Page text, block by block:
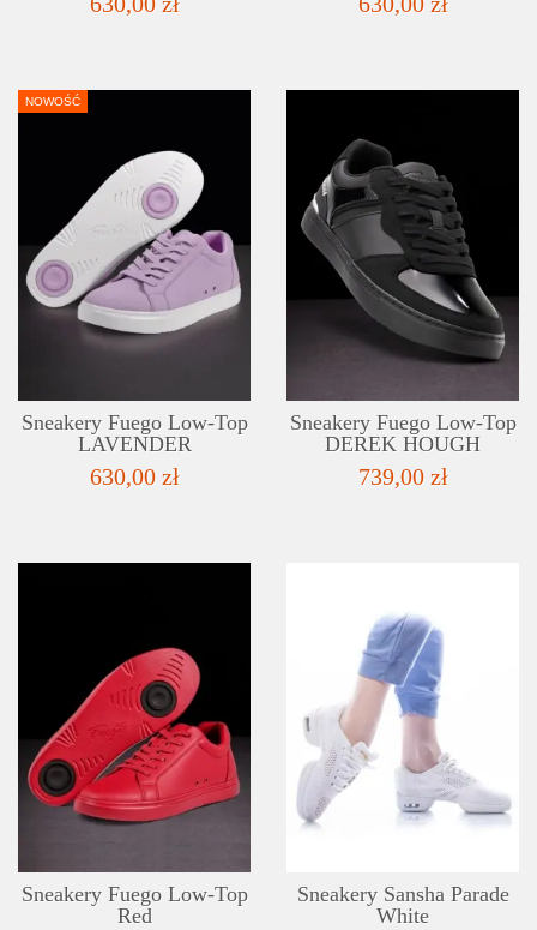
NOWOŚĆ
LISTA ŻYCZEŃ
SZCZEGÓŁY
Sneakery Fuego Low-Top
LAVENDER
630,00 zł
Sneakery Fuego Low-Top
DEREK HOUGH
739,00 zł
LISTA ŻYCZEŃ
SZCZEGÓŁY
Sneakery Fuego Low-Top
Red
Sneakery Sansha Parade
White